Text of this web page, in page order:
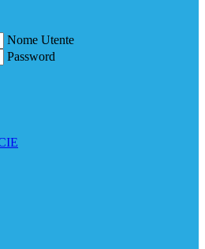
Nome Utente
Password